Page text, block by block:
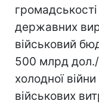
державних
військовий
500 млрд дол./
холодної
військових